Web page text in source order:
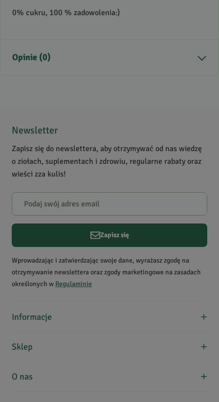
0% cukru, 100 % zadowolenia:)
Opinie (0)
Bądź pierwszą osobą, która podzieli się opinią o tym
Powiadomienie
W naszej witrynie opinie mogą dodawać tylko osoby,
Newsletter
Zapisz się do newslettera, aby otrzymywać od nas wiedzę
o ziołach, suplementach i zdrowiu, regularne rabaty oraz
wieści zza kulis!
Zapisz się
Wprowadzając i zatwierdzając swoje dane, wyrażasz zgodę na
otrzymywanie newslettera oraz zgody marketingowe na zasadach
określonych w Regulaminie
Informacje
Formy płatności
Kontakt
Sklep
O nas